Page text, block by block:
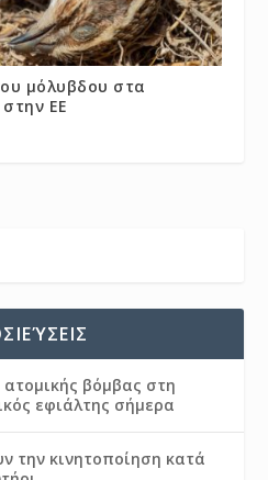
μόλυβδου στα
ΕΕ
βόμβας στη
εφιάλτης σήμερα
την κινητοποίηση κατά